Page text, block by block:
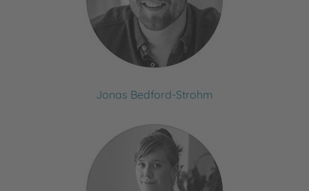
Jonas Bedford-Strohm